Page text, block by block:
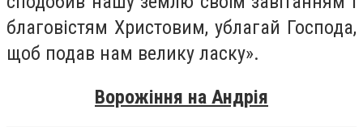
благовістям Христовим, ублагай Господа,
щоб подав нам велику ласку».
Ворожіння на Андрія